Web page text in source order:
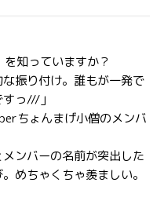
知っていますか？
振り付け。誰もが一発で
っ///」
ちょんまげ小僧のメンバ
ンバーの名前が突出した
めちゃくちゃ羨ましい。